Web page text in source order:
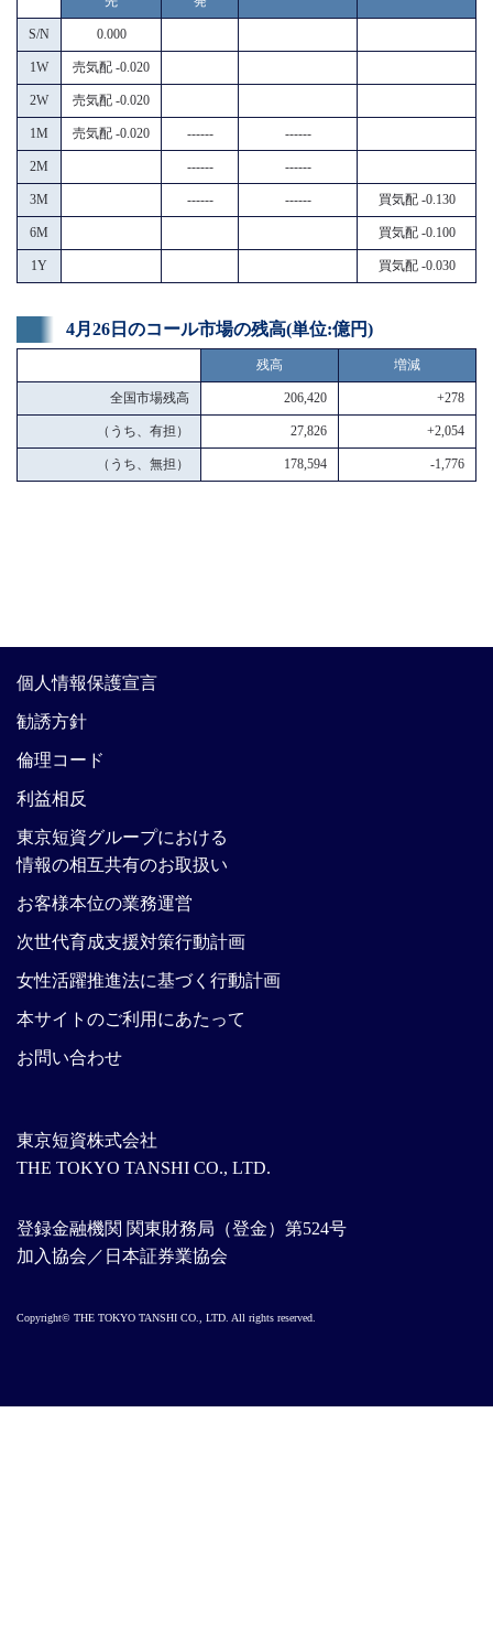
S/N 0.000
1W 売気配 -0.020
2W 売気配 -0.020
1M 売気配 -0.020 ------ ------
2M ------ ------
3M ------ ------ 買気配 -0.130
6M 買気配 -0.100
1Y 買気配 -0.030
4月26日のコール市場の残高(単位:億円)
残高 増減
全国市場残高 206,420 +278
（うち、有担） 27,826 +2,054
（うち、無担） 178,594 -1,776
東京短資株式会社
THE TOKYO TANSHI CO., LTD.
登録金融機関 関東財務局（登金）第524号
加入協会／日本証券業協会
個人情報保護宣言
勧誘方針
倫理コード
利益相反
東京短資グループにおける
情報の相互共有のお取扱い
お客様本位の業務運営
次世代育成支援対策行動計画
女性活躍推進法に基づく行動計画
本サイトのご利用にあたって
お問い合わせ
Copyright© THE TOKYO TANSHI CO., LTD. All rights reserved.